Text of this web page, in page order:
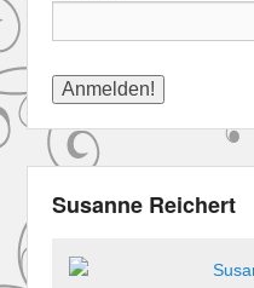
Susanne Reichert